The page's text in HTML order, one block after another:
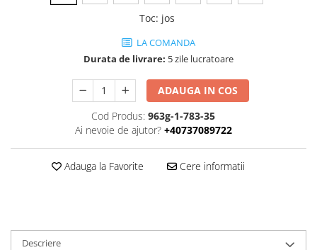
Toc: jos
LA COMANDA
Durata de livrare: 5 zile lucratoare
ADAUGA IN COS
Cod Produs: 963g-1-783-35
Ai nevoie de ajutor? +40737089722
Adauga la Favorite Cere informatii
Descriere